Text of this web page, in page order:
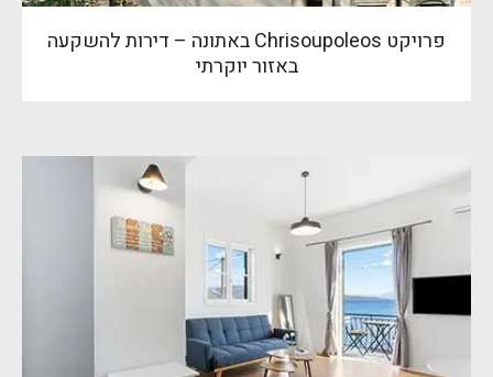
פרויקט Chrisoupoleos באתונה – דירות להשקעה
באזור יוקרתי